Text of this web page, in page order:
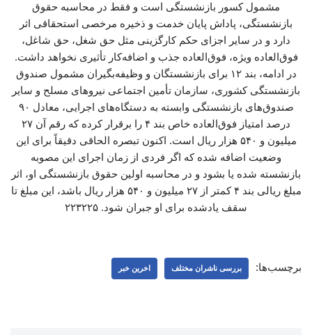
مشمول کسور بازنشستگی است و فقط در محاسبه حقوق
بازنشستگی، پاداش پایان خدمت و ذخیره مرخصی استحقاقی اثر
دارد و در سایر اجزای حکم کارگزینی مثل حق شغل، حق شاغل،
فوق‌العاده ویژه، فوق‌العاده جذب و اضافه‌کار تأثیری نخواهد داشت.
در ادامه، بند ۱۲ برای بازنشستگان و وظیفه‌بگیران مشمول صندوق
بازنشستگی کشوری، سازمان تأمین اجتماعی نیروهای مسلح و سایر
صندوق‌های بازنشستگی وابسته به دستگاه‌های اجرایی، معادل ۹۰
درصد امتیاز فوق‌العاده خاص بند ۴ را برقرار کرده که رقم آن ۲۷
میلیون و ۵۴۰ هزار ریال است. اکنون تبصره الحاقی دقیقاً برای این
وضعیت اضافه شده که اگر فردی از زمان اجرای این مصوبه
بازنشسته شده یا بشود و در محاسبه اولین حقوق بازنشستگی او، اثر
مبلغ ریالی بند ۴ کمتر از ۲۷ میلیون و ۵۴۰ هزار ریال باشد، این مبلغ تا
سقف یادشده برای او جبران شود. ۲۲۳۲۲۵
برچسب‌ها: بررسی ناشران مختلف اخرین خبر